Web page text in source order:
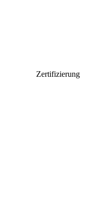
Zertifizierung